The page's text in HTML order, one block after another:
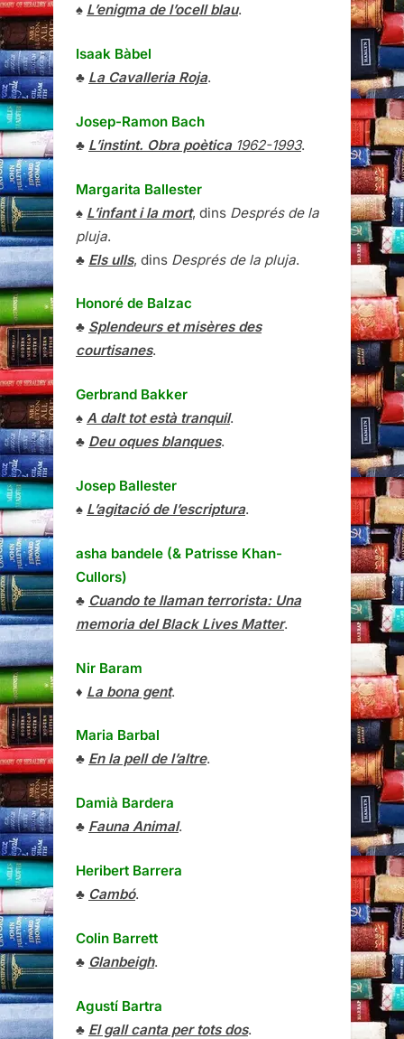
♠ L’enigma de l’ocell blau.
Isaak Bàbel
♣ La Cavalleria Roja.
Josep-Ramon Bach
♣ L’instint. Obra poètica1962-1993.
Margarita Ballester
♠ L’infant i la mort, dins Després de la
pluja.
♣ Els ulls, dins Després de la pluja.
Honoré de Balzac
♣ Splendeurs et misères des
courtisanes.
Gerbrand Bakker
♠ A dalt tot està tranquil.
♣ Deu oques blanques.
Josep Ballester
♠ L’agitació de l’escriptura.
asha bandele (& Patrisse Khan-
Cullors)
♣ Cuando te llaman terrorista: Una
memoria del Black Lives Matter.
Nir Baram
♦ La bona gent.
Maria Barbal
♣ En la pell de l’altre.
Damià Bardera
♣ Fauna Animal.
Heribert Barrera
♣ Cambó.
Colin Barrett
♣ Glanbeigh.
Agustí Bartra
♣ El gall canta per tots dos.